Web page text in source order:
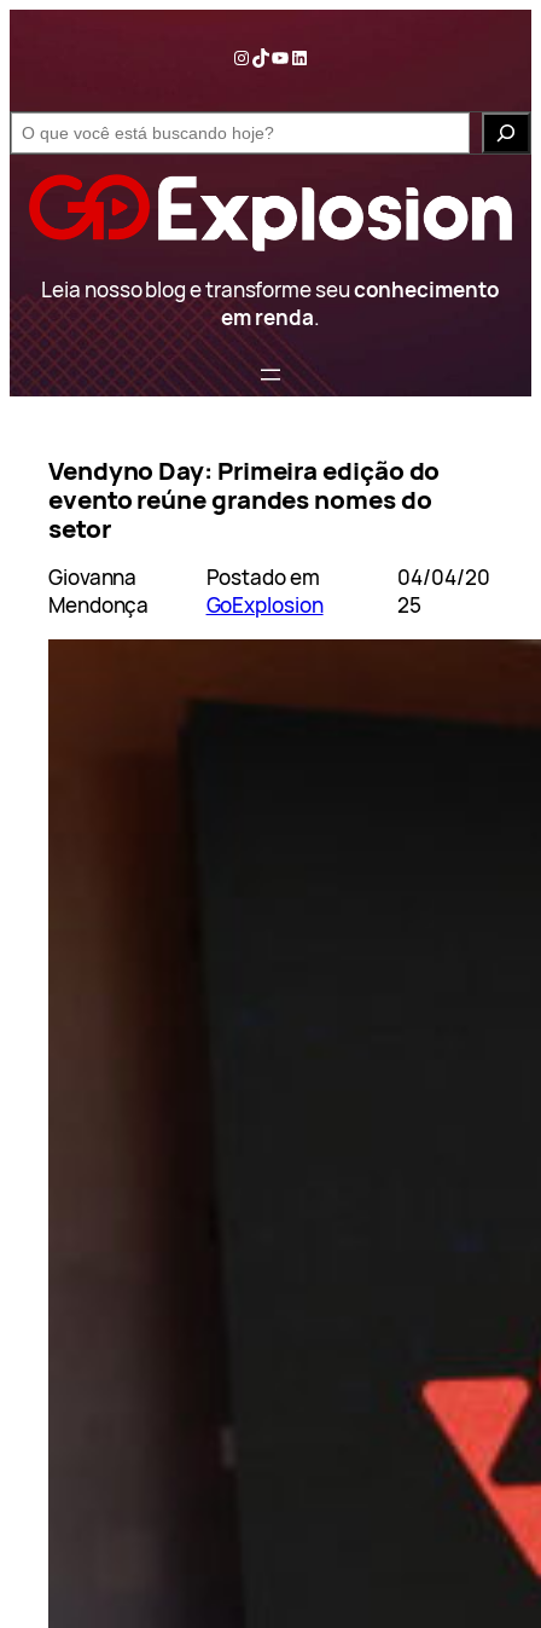
conteúdo
InstagramTikTok YouTube LinkedIn
e
Leia nosso blog e transforme seuconhecimento
em renda.
Vendyno Day: Primeira edição do
evento reúne grandes nomes do
setor
Giovanna
Mendonça
Postado em
GoExplosion
04/04/20
25